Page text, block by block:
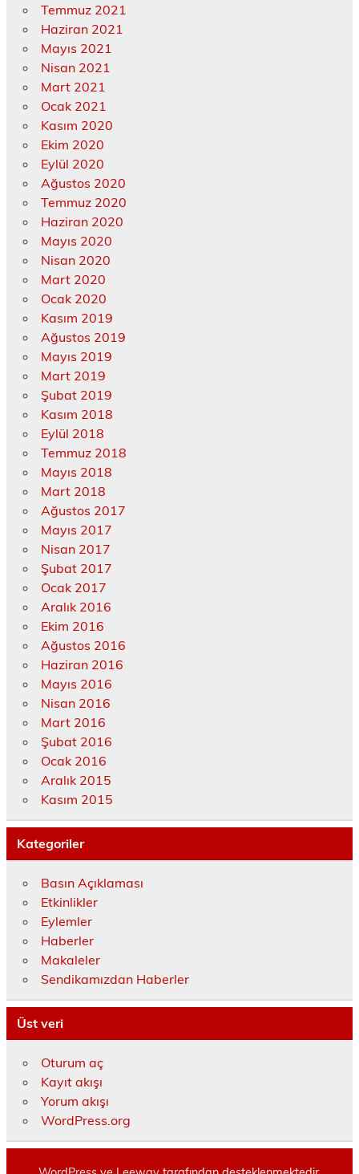
Temmuz 2021
Haziran 2021
Mayıs 2021
Nisan 2021
Mart 2021
Ocak 2021
Kasım 2020
Ekim 2020
Eylül 2020
Ağustos 2020
Temmuz 2020
Haziran 2020
Mayıs 2020
Nisan 2020
Mart 2020
Ocak 2020
Kasım 2019
Ağustos 2019
Mayıs 2019
Mart 2019
Şubat 2019
Kasım 2018
Eylül 2018
Temmuz 2018
Mayıs 2018
Mart 2018
Ağustos 2017
Mayıs 2017
Nisan 2017
Şubat 2017
Ocak 2017
Aralık 2016
Ekim 2016
Ağustos 2016
Haziran 2016
Mayıs 2016
Nisan 2016
Mart 2016
Şubat 2016
Ocak 2016
Aralık 2015
Kasım 2015
Kategoriler
Basın Açıklaması
Etkinlikler
Eylemler
Haberler
Makaleler
Sendikamızdan Haberler
Üst veri
Oturum aç
Kayıt akışı
Yorum akışı
WordPress.org